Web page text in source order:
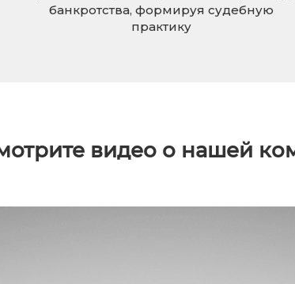
банкротства, формируя судебную
практику
видео о нашей